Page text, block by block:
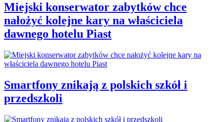
Miejski konserwator zabytków chce
nałożyć kolejne kary na właściciela
dawnego hotelu Piast
Smartfony znikają z polskich szkół i
przedszkoli